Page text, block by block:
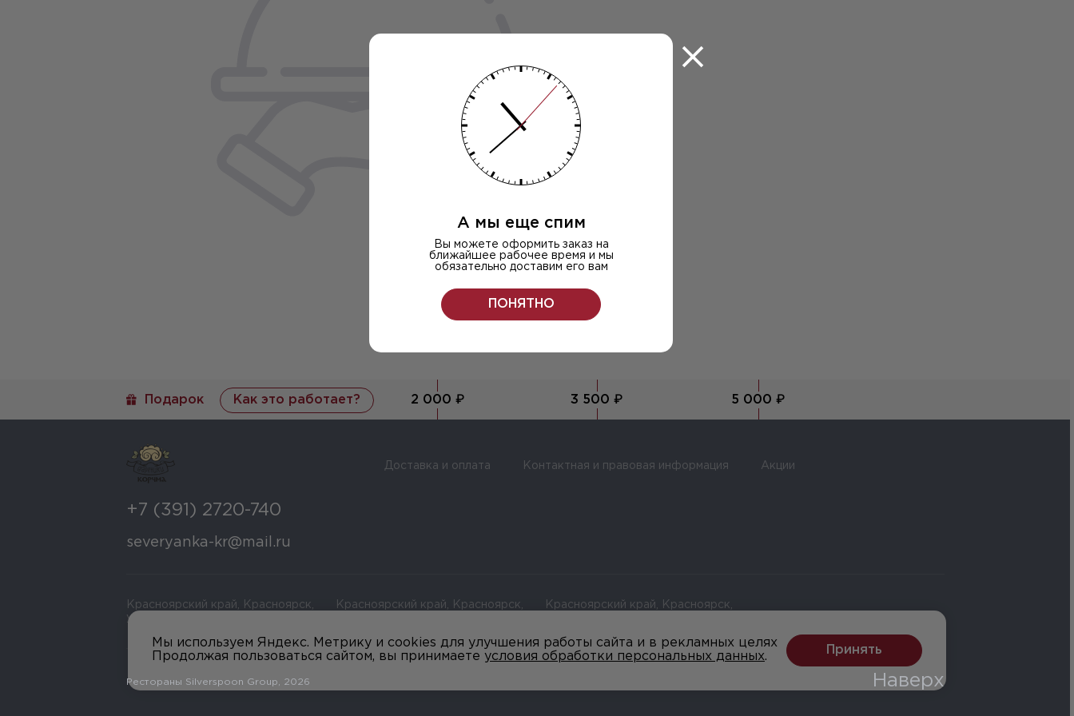
Подарок Как это работает? 2 000 ₽ 3 500 ₽ 5 000 ₽
+7 (391) 2720-740
severyanka-kr@mail.ru
Доставка и оплата Контактная и правовая информация Акции
Красноярский край, Красноярск,
ул Красной Армии зд 109
Красноярский край, Красноярск,
Красноярский край, Красноярск,
Рестораны Silverspoon Group 2026 Наверх
Мы используем Яндекс. Метрику и cookies для улучшения работы сайта и в рекламных целях
Продолжая пользоваться сайтом, вы принимаете условия обработки персональных данных.
Принять
А мы еще спим
Вы можете оформить заказ на
ближайшее рабочее время и мы
обязательно доставим его вам
ПОНЯТНО